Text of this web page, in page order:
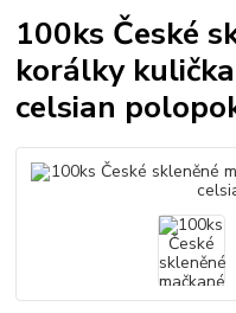
100ks České
korálky
celsian